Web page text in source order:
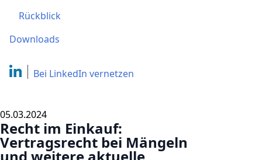
Rückblick
Downloads
Bei LinkedIn vernetzen
05.03.2024
Recht im Einkauf:
Vertragsrecht bei Mängeln
und weitere aktuelle